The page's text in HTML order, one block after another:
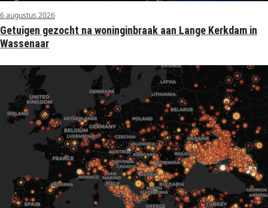
6 augustus 2026
Getuigen gezocht na woninginbraak aan Lange Kerkdam in
Wassenaar